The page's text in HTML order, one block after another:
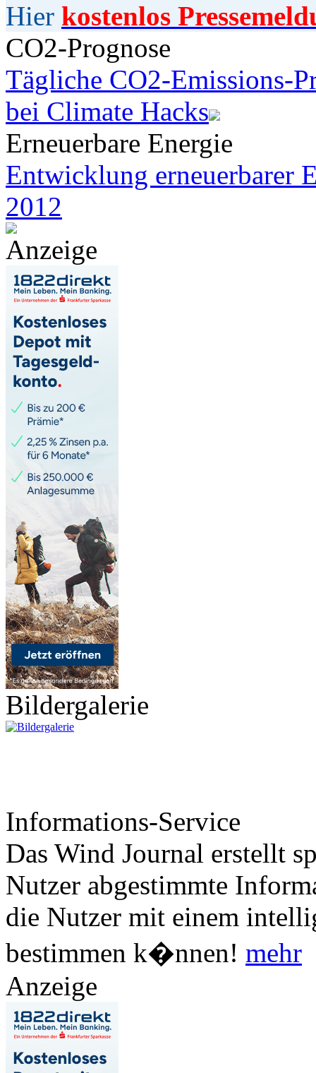
Hier kostenlos
CO2-Prognose
Tägliche CO2-Emissions-
bei Climate Hacks
Erneuerbare Energie
Entwicklung erneuerbarer
2012
Anzeige
Bildergalerie
Informations-Service
Das Wind Journal erstellt
Nutzer abgestimmte
die Nutzer mit einem
bestimmen k�nnen! mehr
Anzeige